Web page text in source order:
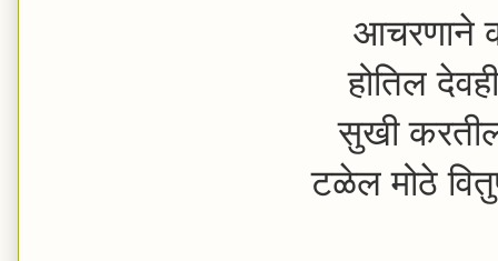
आचरणाने
होतिल
सुखी
टळेल मोठे